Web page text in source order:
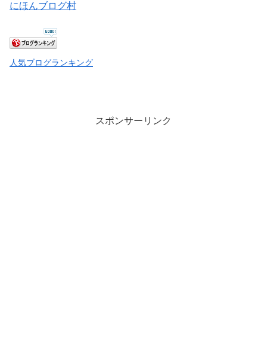
にほんブログ村
人気ブログランキング
スポンサーリンク